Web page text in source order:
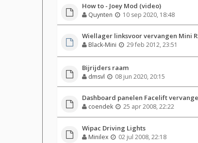
How to - Joey Mod (video)
Quynten 10 sep 2020, 18:48
Wiellager linksvoor vervangen Mini
Black-Mini 29 feb 2012, 23:51
Bijrijders raam
dmsvl 08 jun 2020, 20:15
Dashboard panelen Facelift
coendek 25 apr 2008, 22:22
Wipac Driving Lights
Minilex 02 jul 2008, 22:18